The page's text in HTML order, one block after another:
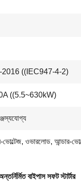
((IEC947-4-2)
((5.5~630kW)
ভোল্টেজ, ওভারলোড, আন্ডার-
বাইপাস সফট স্টার্টার